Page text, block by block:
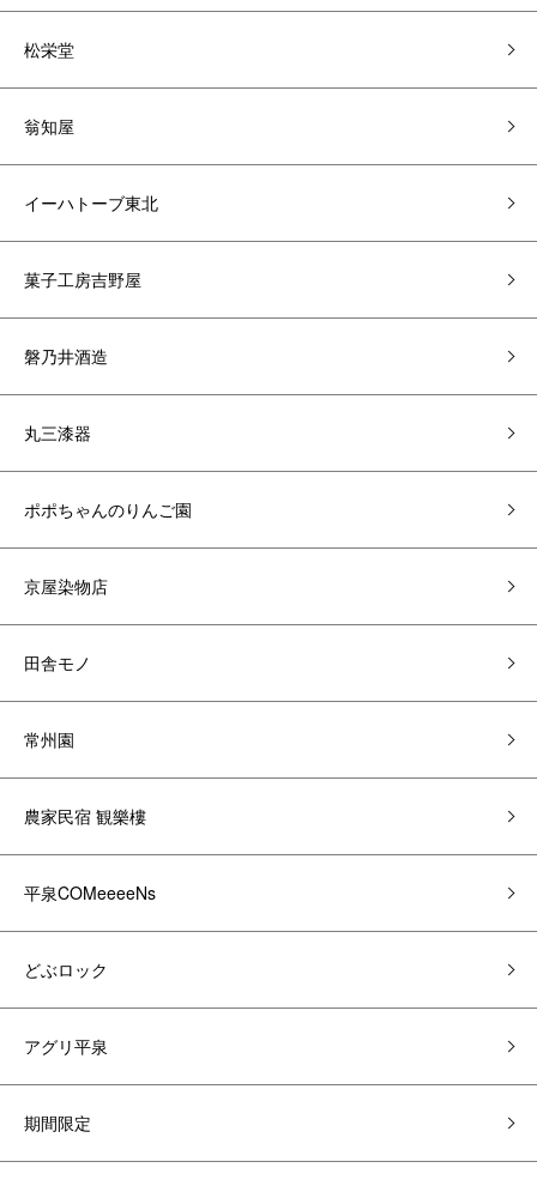
松栄堂
翁知屋
イーハトーブ東北
菓子工房吉野屋
磐乃井酒造
丸三漆器
ポポちゃんのりんご園
京屋染物店
田舎モノ
常州園
農家民宿 観樂樓
平泉COMeeeeNs
どぶロック
アグリ平泉
期間限定